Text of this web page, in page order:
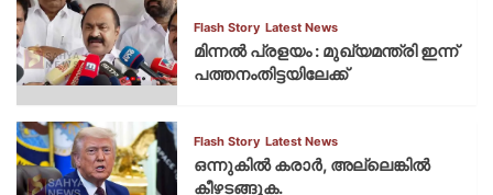
Flash Story Latest News
മിന്നല്‍ പ്രളയം : മുഖ്യമന്ത്രി ഇന്ന്
പത്തനംതിട്ടയിലേക്ക്
Flash Story Latest News
ഒന്നുകില്‍ കരാര്‍, അല്ലെങ്കില്‍
കീഴടങ്ങുക.